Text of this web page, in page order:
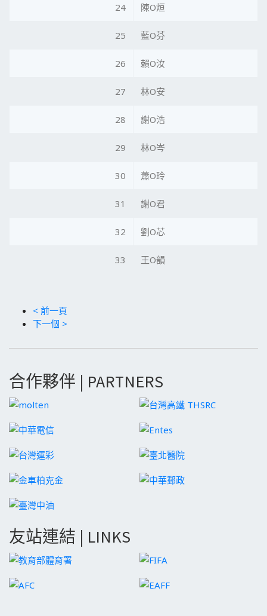
24 陳O烜
25 藍O芬
26 賴O汝
27 林O安
28 謝O浩
29 林O岑
30 蕭O玲
31 謝O君
32 劉O芯
33 王O韻
< 前一頁
下一個 >
合作夥伴 | PARTNERS
友站連結 | LINKS